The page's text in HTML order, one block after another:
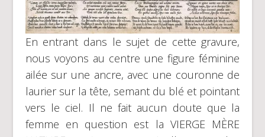
En entrant dans le sujet de cette gravure,
nous voyons au centre une figure féminine
ailée sur une ancre, avec une couronne de
laurier sur la tête, semant du blé et pointant
vers le ciel. Il ne fait aucun doute que la
femme en question est la VIERGE MÈRE